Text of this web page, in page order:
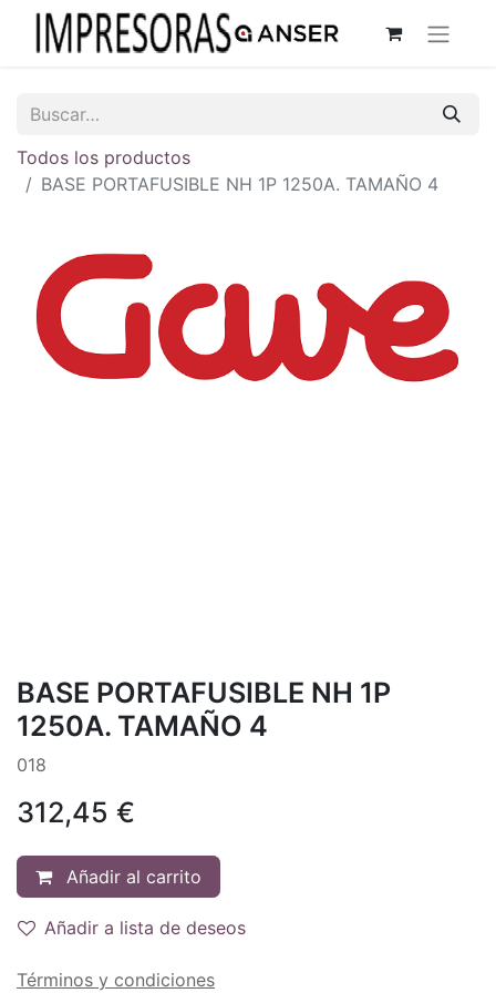
Todos los productos
BASE PORTAFUSIBLE NH 1P 1250A. TAMAÑO 4
BASE PORTAFUSIBLE NH 1P
1250A. TAMAÑO 4
018
312,45 €
Añadir al carrito
Añadir a lista de deseos
Términos y condiciones